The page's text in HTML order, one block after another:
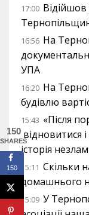
17:00 Відійшов
16:56 На
УПА
16:20 На
будівлю
15:43 «Після
відновитися
історія
15:11 Скільки
домашнього
15:09 У
150
SHARES
150